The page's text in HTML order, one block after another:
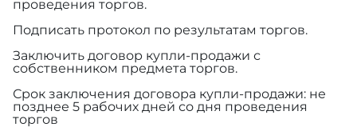
проведения торгов.
Подписать протокол по результатам торгов.
Заключить договор купли-продажи с
собственником предмета торгов.
Срок заключения договора купли-продажи: не
позднее 5 рабочих дней со дня проведения
торгов